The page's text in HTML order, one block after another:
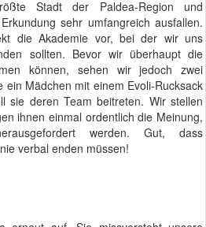
Stadt der Paldea-Region und
sehr umfangreich ausfallen.
die Akademie vor, bei der wir uns
sollten. Bevor wir überhaupt die
können, sehen wir jedoch zwei
ein Mädchen mit einem Evoli-Rucksack
sie deren Team beitreten. Wir stellen
ihnen einmal ordentlich die Meinung,
werden. Gut, dass
verbal enden müssen!